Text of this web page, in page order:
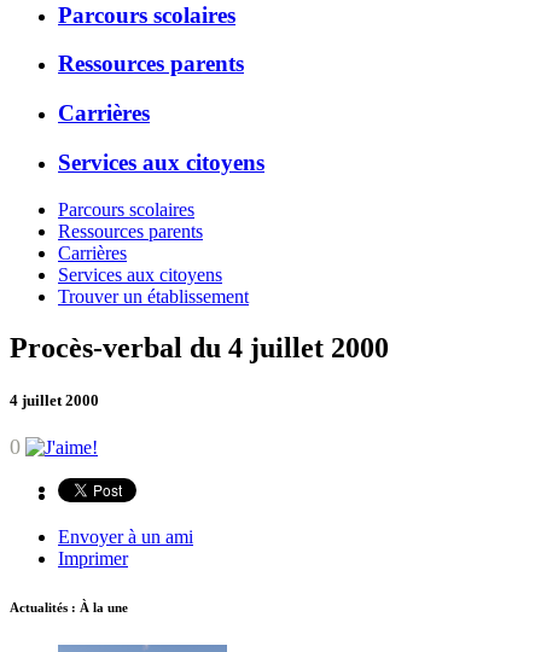
Parcours scolaires
Ressources parents
Carrières
Services aux citoyens
Parcours scolaires
Ressources parents
Carrières
Services aux citoyens
Trouver un établissement
Procès-verbal du 4 juillet 2000
4 juillet 2000
0
Envoyer à un ami
Imprimer
Actualités : À la une